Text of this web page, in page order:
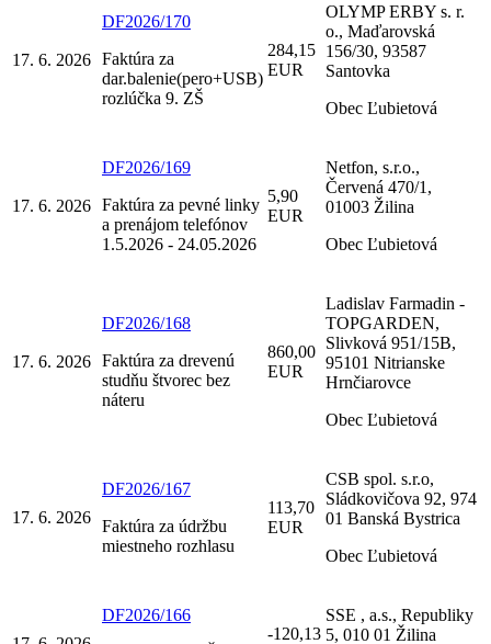
17. 6. 2026
DF2026/170
Faktúra za
dar.balenie(pero+USB)
rozlúčka 9. ZŠ
284,15
EUR
OLYMP ERBY s. r.
o., Maďarovská
156/30, 93587
Santovka
Obec Ľubietová
17. 6. 2026
DF2026/169
Faktúra za pevné linky
a prenájom telefónov
1.5.2026 - 24.05.2026
5,90
EUR
Netfon, s.r.o.,
Červená 470/1,
01003 Žilina
Obec Ľubietová
17. 6. 2026
DF2026/168
Faktúra za drevenú
studňu štvorec bez
náteru
860,00
EUR
Ladislav Farmadin -
TOPGARDEN,
Slivková 951/15B,
95101 Nitrianske
Hrnčiarovce
Obec Ľubietová
17. 6. 2026
DF2026/167
Faktúra za údržbu
miestneho rozhlasu
113,70
EUR
CSB spol. s.r.o,
Sládkovičova 92, 974
01 Banská Bystrica
Obec Ľubietová
DF2026/166
-120,13
SSE , a.s., Republiky
5, 010 01 Žilina